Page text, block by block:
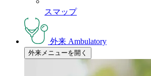
スマップ
外来 Ambulatory
外来メニューを開く